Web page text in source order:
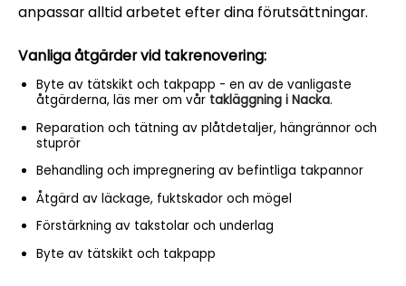
anpassar alltid arbetet efter dina förutsättningar.
Vanliga åtgärder vid takrenovering:
Byte av tätskikt och takpapp - en av de vanligaste
åtgärderna, läs mer om vår takläggning i Nacka.
Reparation och tätning av plåtdetaljer, hängrännor och
stuprör
Behandling och impregnering av befintliga takpannor
Åtgärd av läckage, fuktskador och mögel
Förstärkning av takstolar och underlag
Byte av tätskikt och takpapp